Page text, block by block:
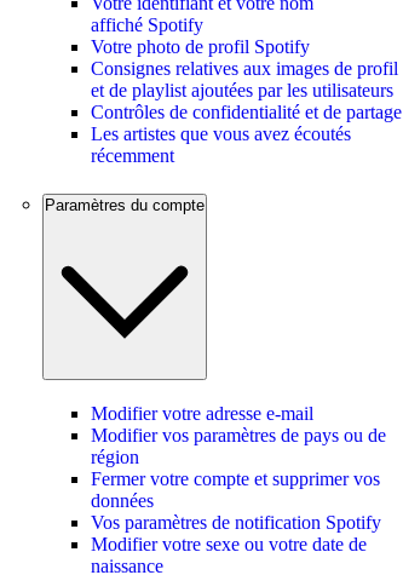
affiché Spotify
Votre photo de profil Spotify
Consignes relatives aux images de profil
et de playlist ajoutées par les utilisateurs
Contrôles de confidentialité et de partage
Les artistes que vous avez écoutés
récemment
Paramètres du compte
Modifier votre adresse e-mail
Modifier vos paramètres de pays ou de
région
Fermer votre compte et supprimer vos
données
Vos paramètres de notification Spotify
Modifier votre sexe ou votre date de
naissance